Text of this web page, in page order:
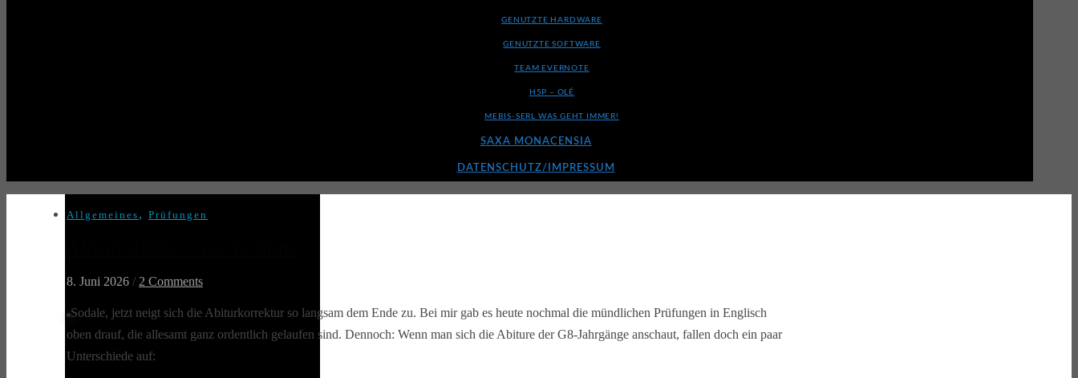
GENUTZTE HARDWARE
GENUTZTE SOFTWARE
TEAM EVERNOTE
H5P – OLÉ
MEBIS-SERL WAS GEHT IMMER!
SAXA MONACENSIA
DATENSCHUTZ/IMPRESSUM
Allgemeines , Prüfungen
8. Juni 2026 / 2 Comments
Sodale, jetzt neigt sich die Abiturkorrektur so langsam dem Ende zu. Bei mir gab es heute nochmal die mündlichen Prüfungen in Englisch
oben drauf, die allesamt ganz ordentlich gelaufen sind. Dennoch: Wenn man sich die Abiture der G8-Jahrgänge anschaut, fallen doch ein paar
Unterschiede auf: